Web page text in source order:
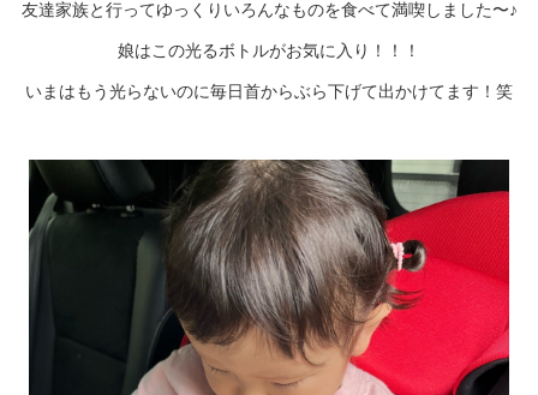
友達家族と行ってゆっくりいろんなものを食べて満喫しました〜♪
娘はこの光るボトルがお気に入り！！！
いまはもう光らないのに毎日首からぶら下げて出かけてます！笑